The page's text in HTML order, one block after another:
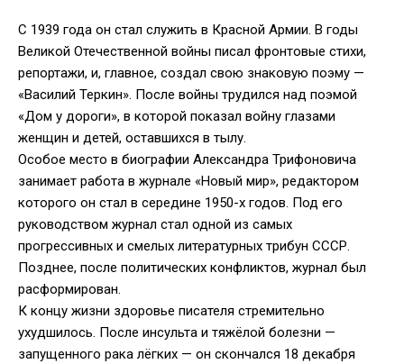
С 1939 года он стал служить в Красной Армии. В годы
Великой Отечественной войны писал фронтовые стихи,
репортажи, и, главное, создал свою знаковую поэму —
«Василий Теркин». После войны трудился над поэмой
«Дом у дороги», в которой показал войну глазами
женщин и детей, оставшихся в тылу.
Особое место в биографии Александра Трифоновича
занимает работа в журнале «Новый мир», редактором
которого он стал в середине 1950-х годов. Под его
руководством журнал стал одной из самых
прогрессивных и смелых литературных трибун СССР.
Позднее, после политических конфликтов, журнал был
расформирован.
К концу жизни здоровье писателя стремительно
ухудшилось. После инсульта и тяжёлой болезни —
запущенного рака лёгких — он скончался 18 декабря